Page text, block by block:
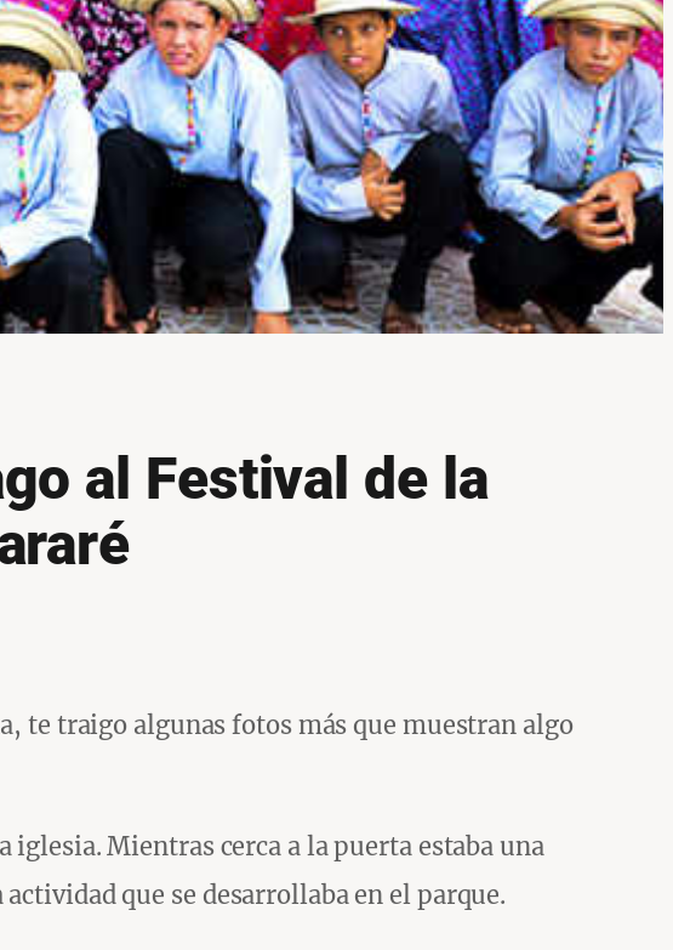
al Festival de la
te traigo algunas fotos más que muestran algo
iglesia. Mientras cerca a la puerta estaba una
que se desarrollaba en el parque.